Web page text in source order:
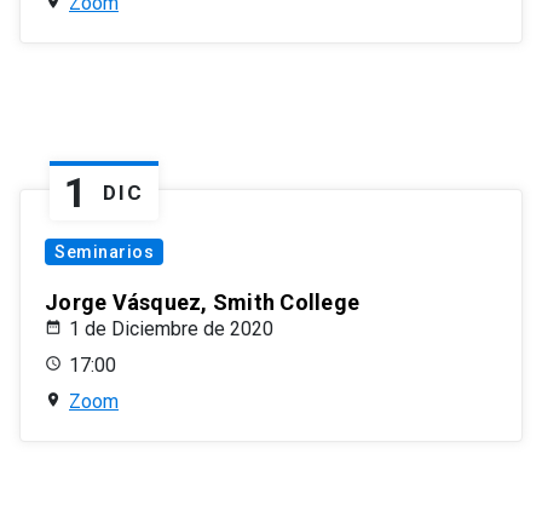
1 DIC
Seminarios
Jorge Vásquez, Smith College
1 de Diciembre de 2020
17:00
Zoom